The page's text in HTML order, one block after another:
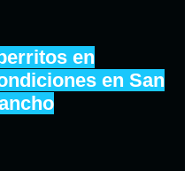
en
en San